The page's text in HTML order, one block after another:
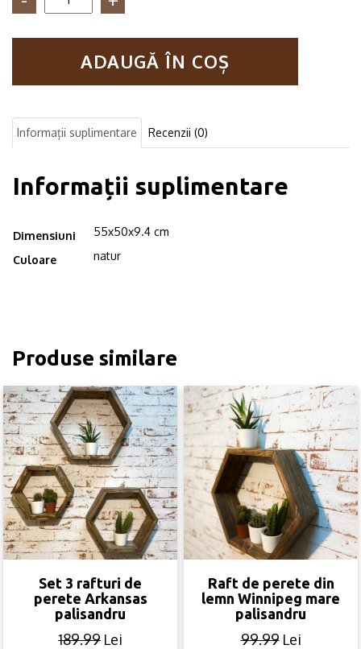
perete
HexWood
55x50x9.4
cm,
ADAUGĂ ÎN COȘ
Informații suplimentare Recenzii (0)
Informații suplimentare
Dimensiuni 55x50x9.4 cm
Culoare natur
Produse similare
Set 3 rafturi de
perete Arkansas
palisandru
189.99 Lei
Raft de perete din
lemn Winnipeg mare
palisandru
99.99 Lei